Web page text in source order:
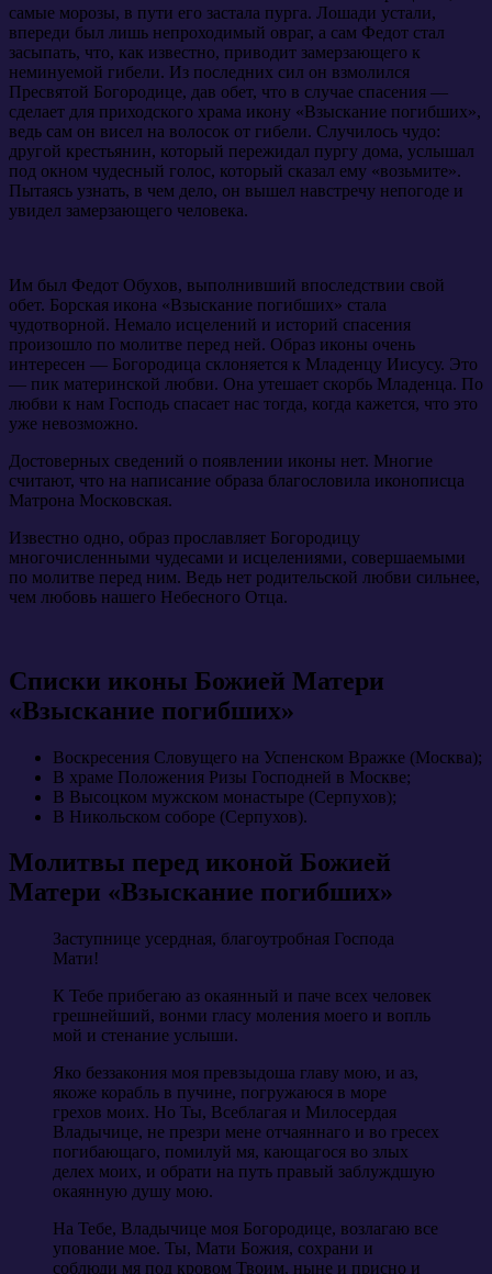
самые морозы, в пути его застала пурга. Лошади устали,
впереди был лишь непроходимый овраг, а сам Федот стал
засыпать, что, как известно, приводит замерзающего к
неминуемой гибели. Из последних сил он взмолился
Пресвятой Богородице, дав обет, что в случае спасения —
сделает для приходского храма икону «Взыскание погибших»,
ведь сам он висел на волосок от гибели. Случилось чудо:
другой крестьянин, который пережидал пургу дома, услышал
под окном чудесный голос, который сказал ему «возьмите».
Пытаясь узнать, в чем дело, он вышел навстречу непогоде и
увидел замерзающего человека.
Им был Федот Обухов, выполнивший впоследствии свой
обет. Борская икона «Взыскание погибших» стала
чудотворной. Немало исцелений и историй спасения
произошло по молитве перед ней. Образ иконы очень
интересен — Богородица склоняется к Младенцу Иисусу. Это
— пик материнской любви. Она утешает скорбь Младенца. По
любви к нам Господь спасает нас тогда, когда кажется, что это
уже невозможно.
Достоверных сведений о появлении иконы нет. Многие
считают, что на написание образа благословила иконописца
Матрона Московская.
Известно одно, образ прославляет Богородицу
многочисленными чудесами и исцелениями, совершаемыми
по молитве перед ним. Ведь нет родительской любви сильнее,
чем любовь нашего Небесного Отца.
Списки иконы Божией Матери
«Взыскание погибших»
Воскресения Словущего на Успенском Вражке (Москва);
В храме Положения Ризы Господней в Москве;
В Высоцком мужском монастыре (Серпухов);
В Никольском соборе (Серпухов).
Молитвы перед иконой Божией
Матери «Взыскание погибших»
Заступнице усердная, благоутробная Господа
Мати!
К Тебе прибегаю аз окаянный и паче всех человек
грешнейший, вонми гласу моления моего и вопль
мой и стенание услыши.
Яко беззакония моя превзыдоша главу мою, и аз,
якоже корабль в пучине, погружаюся в море
грехов моих. Но Ты, Всеблагая и Милосердая
Владычице, не презри мене отчаяннаго и во гресех
погибающаго, помилуй мя, кающагося во злых
делех моих, и обрати на путь правый заблуждшую
окаянную душу мою.
На Тебе, Владычице моя Богородице, возлагаю все
упование мое. Ты, Мати Божия, сохрани и
соблюди мя под кровом Твоим, ныне и присно и